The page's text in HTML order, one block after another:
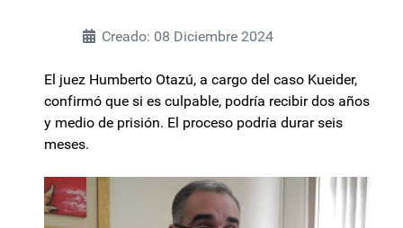
Creado: 08 Diciembre 2024
El juez Humberto Otazú, a cargo del caso Kueider,
confirmó que si es culpable, podría recibir dos años
y medio de prisión. El proceso podría durar seis
meses.